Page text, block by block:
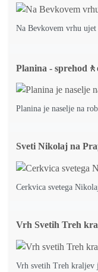
Na Bevkovem vrhu
Planina -
Planina je naselje na
Sveti Nikolaj na
Cerkvica svetega
Vrh Svetih Treh
Vrh svetih Treh kraljev